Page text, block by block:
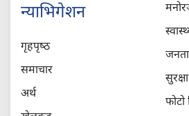
न्याभिगेशन
गृहपृष्‍ठ
समाचार
अर्थ
सुरक्षा